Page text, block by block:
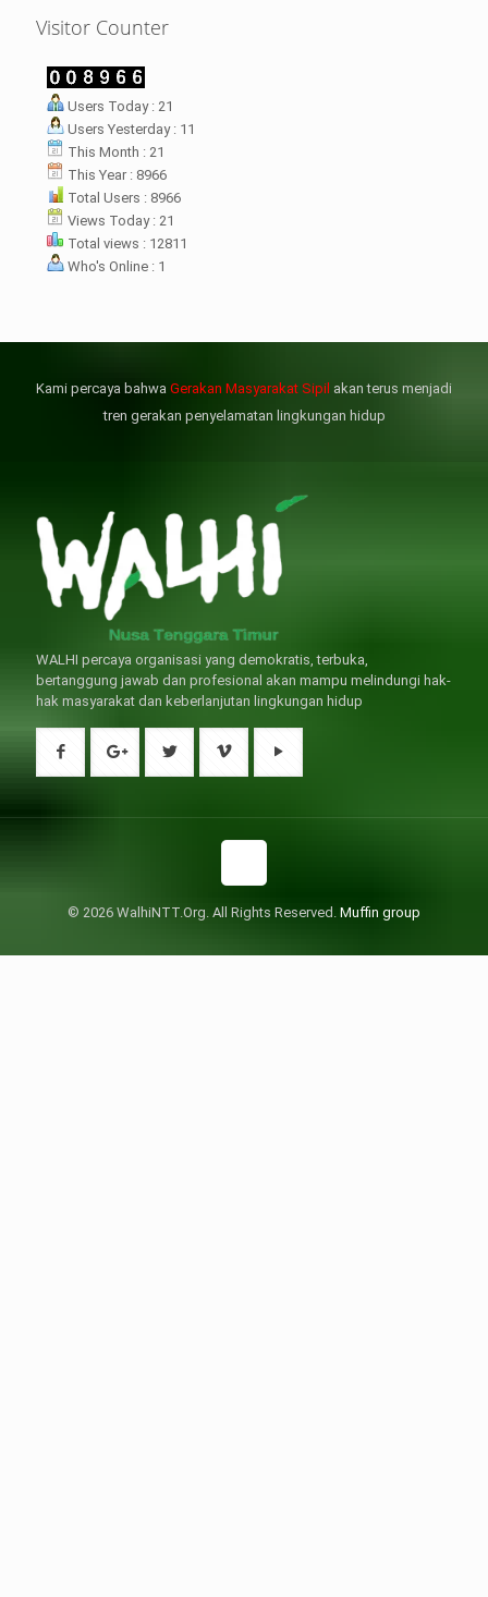
Visitor Counter
Users Today : 21
Users Yesterday : 11
This Month : 21
This Year : 8966
Total Users : 8966
Views Today : 21
Total views : 12811
Who's Online : 1
Desak
masyarakat dua desa
bukan merupakan
pertama ke
ATR/ BPN. Warga
kunjungan kali ini membuat
ATR/BPN
penyelesaian
agraria di desa mereka.
壯陽藥台灣購物
情感來說不管是ED患者自己還
性生活肯定都是非常不滿意的，
而鋼, 因此只要了解避免了以上禁
症，現有的臨床經驗來看，在醫
犀利士壯陽藥線上購買
康、動脈血管健康，使心臟動泵
窄，從而引起器質性勃起功能障
（陽痿）。犀利士 的副作用類
，所以亦會加重犀利士副作用症
Kami percaya bahwa Gerakan Masyarakat Sipil akan terus menjadi
tren gerakan penyelamatan lingkungan hidup
WALHI percaya organisasi yang demokratis, terbuka,
bertanggung jawab dan profesional akan mampu melindungi hak-
hak masyarakat dan keberlanjutan lingkungan hidup
© 2026 WalhiNTT.Org. All Rights Reserved. Muffin group